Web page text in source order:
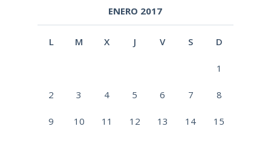
ENERO 2017
L M X J V S D
1
2 3 4 5 6 7 8
9 10 11 12 13 14 15